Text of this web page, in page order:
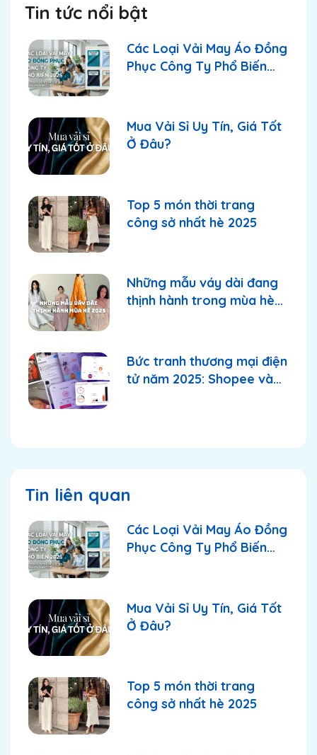
Tin tức nổi bật
Các Loại Vải May Áo Đồng
Phục Công Ty Phổ Biến
Mua Vải Sỉ Uy Tín, Giá Tốt
Ở Đâu?
Top 5 món thời trang
công sở nhất hè 2025
Những mẫu váy dài đang
thịnh hành trong mùa hè
Bức tranh thương mại điện
tử năm 2025: Shopee và
Tin liên quan
Các Loại Vải May Áo Đồng
Phục Công Ty Phổ Biến
Mua Vải Sỉ Uy Tín, Giá Tốt
Ở Đâu?
Top 5 món thời trang
công sở nhất hè 2025